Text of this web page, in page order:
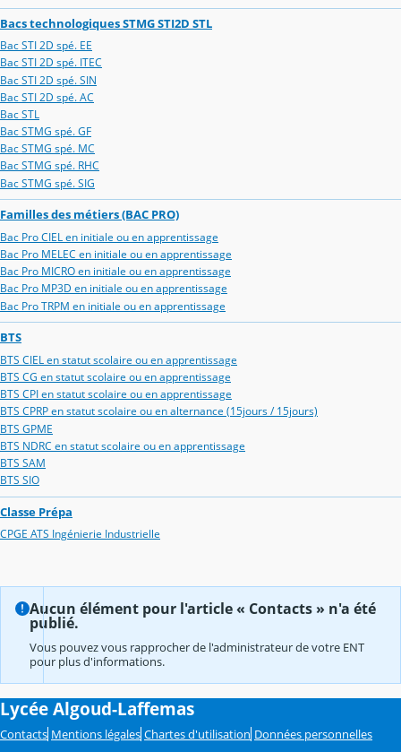
Bacs technologiques STMG STI2D STL
Bac STI 2D spé. EE
Bac STI 2D spé. ITEC
Bac STI 2D spé. SIN
Bac STI 2D spé. AC
Bac STL
Bac STMG spé. GF
Bac STMG spé. MC
Bac STMG spé. RHC
Bac STMG spé. SIG
Familles des métiers (BAC PRO)
Bac Pro CIEL en initiale ou en apprentissage
Bac Pro MELEC en initiale ou en apprentissage
Bac Pro MICRO en initiale ou en apprentissage
Bac Pro MP3D en initiale ou en apprentissage
Bac Pro TRPM en initiale ou en apprentissage
BTS
BTS CIEL en statut scolaire ou en apprentissage
BTS CG en statut scolaire ou en apprentissage
BTS CPI en statut scolaire ou en apprentissage
BTS CPRP en statut scolaire ou en alternance (15jours / 15jours)
BTS GPME
BTS NDRC en statut scolaire ou en apprentissage
BTS SAM
BTS SIO
Classe Prépa
CPGE ATS Ingénierie Industrielle
Aucun élément pour l'article « Contacts » n'a été
publié.
Vous pouvez vous rapprocher de l'administrateur de votre ENT
pour plus d'informations.
Lycée Algoud-Laffemas
Contacts Mentions légales Chartes d'utilisation Données personnelles